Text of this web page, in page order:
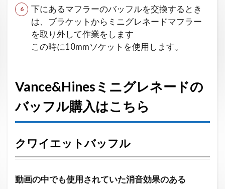
下にあるマフラーのバッフルを交換するとき
は、ブラケットからミニグレネードマフラー
を取り外して作業をします
この時に10mmソケットを使用します。
Vance&Hinesミニグレネードの
バッフル購入はこちら
クワイエットバッフル
動画の中でも使用されていた消音効果のある